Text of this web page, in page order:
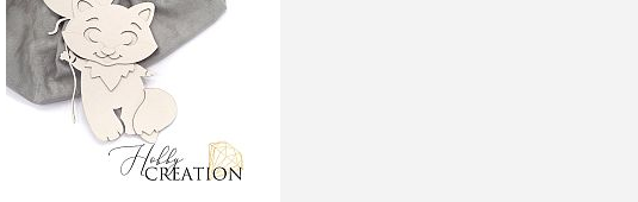
Быстрый заказ
Сравнить
В избранное
21 шт.